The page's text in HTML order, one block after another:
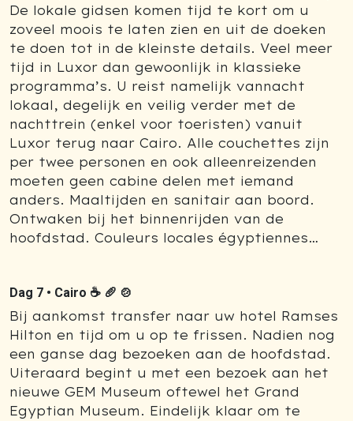
De lokale gidsen komen tijd te kort om u
zoveel moois te laten zien en uit de doeken
te doen tot in de kleinste details. Veel meer
tijd in Luxor dan gewoonlijk in klassieke
programma’s. U reist namelijk vannacht
lokaal, degelijk en veilig verder met de
nachttrein (enkel voor toeristen) vanuit
Luxor terug naar Cairo. Alle couchettes zijn
per twee personen en ook alleenreizenden
moeten geen cabine delen met iemand
anders. Maaltijden en sanitair aan boord.
Ontwaken bij het binnenrijden van de
hoofdstad. Couleurs locales égyptiennes…
Dag 7 • Cairo ☕ 🥖 🍲
Bij aankomst transfer naar uw hotel Ramses
Hilton en tijd om u op te frissen. Nadien nog
een ganse dag bezoeken aan de hoofdstad.
Uiteraard begint u met een bezoek aan het
nieuwe GEM Museum oftewel het Grand
Egyptian Museum. Eindelijk klaar om te